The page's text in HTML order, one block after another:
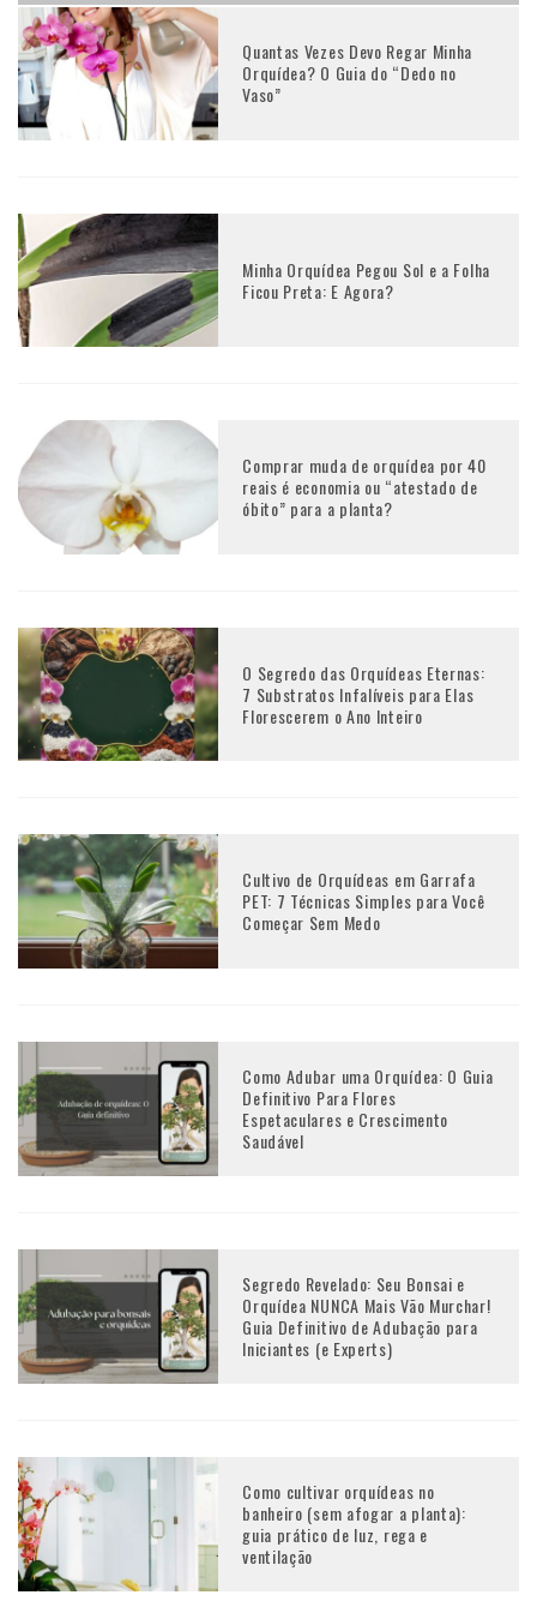
Quantas Vezes Devo Regar Minha
Orquídea? O Guia do “Dedo no
Vaso”
Minha Orquídea Pegou Sol e a Folha
Ficou Preta: E Agora?
Comprar muda de orquídea por 40
reais é economia ou “atestado de
óbito” para a planta?
O Segredo das Orquídeas Eternas:
7 Substratos Infalíveis para Elas
Florescerem o Ano Inteiro
Cultivo de Orquídeas em Garrafa
PET: 7 Técnicas Simples para Você
Começar Sem Medo
Como Adubar uma Orquídea: O Guia
Definitivo Para Flores
Espetaculares e Crescimento
Saudável
Segredo Revelado: Seu Bonsai e
Orquídea NUNCA Mais Vão Murchar!
Guia Definitivo de Adubação para
Iniciantes (e Experts)
Como cultivar orquídeas no
banheiro (sem afogar a planta):
guia prático de luz, rega e
ventilação